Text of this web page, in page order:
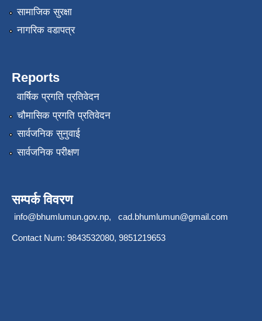
सामाजिक सुरक्षा
नागरिक वडापत्र
Reports
वार्षिक प्रगति प्रतिवेदन
चौमासिक प्रगति प्रतिवेदन
सार्वजनिक सुनुवाई
सार्वजनिक परीक्षण
सम्पर्क विवरण
info@bhumlumun.gov.np, cad.bhumlumun@gmail.com
Contact Num: 9843532080, 9851219653